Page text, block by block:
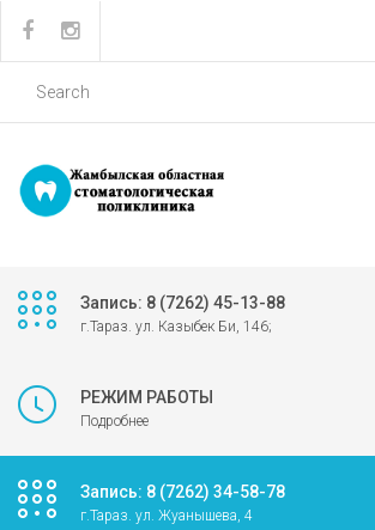
Запись: 8 (7262) 45-13-88
г.Тараз. ул. Казыбек Би, 146;
РЕЖИМ РАБОТЫ
Подробнее
Запись: 8 (7262) 34-58-78
г.Тараз. ул. Жуанышева, 4